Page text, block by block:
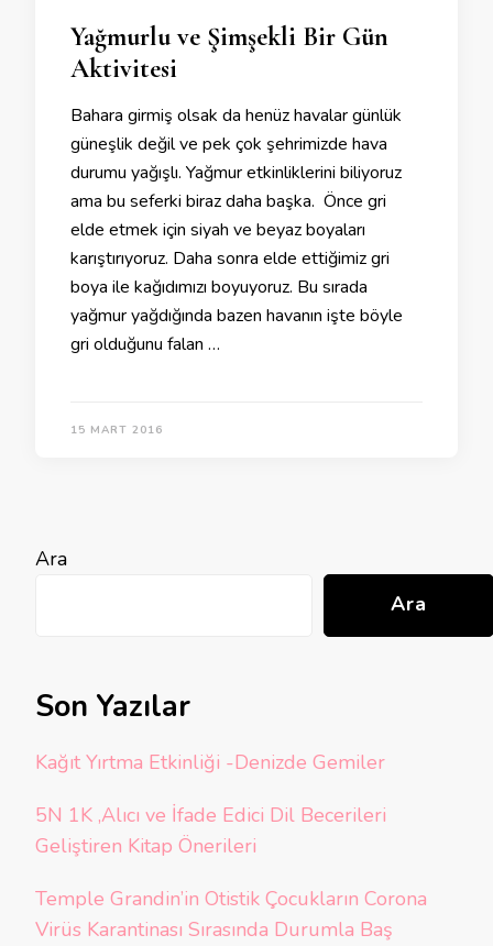
Yağmurlu ve Şimşekli Bir Gün
Aktivitesi
Bahara girmiş olsak da henüz havalar günlük
güneşlik değil ve pek çok şehrimizde hava
durumu yağışlı. Yağmur etkinliklerini biliyoruz
ama bu seferki biraz daha başka. Önce gri
elde etmek için siyah ve beyaz boyaları
karıştırıyoruz. Daha sonra elde ettiğimiz gri
boya ile kağıdımızı boyuyoruz. Bu sırada
yağmur yağdığında bazen havanın işte böyle
gri olduğunu falan …
15 MART 2016
Ara
Ara
Son Yazılar
Kağıt Yırtma Etkinliği -Denizde Gemiler
5N 1K ,Alıcı ve İfade Edici Dil Becerileri
Geliştiren Kitap Önerileri
Temple Grandin’in Otistik Çocukların Corona
Virüs Karantinası Sırasında Durumla Baş